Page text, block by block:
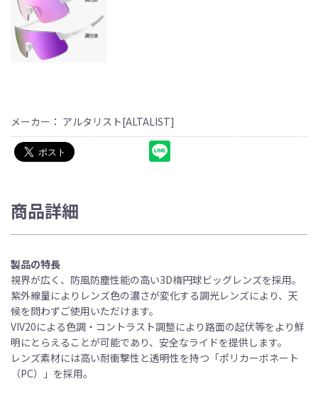
メーカー： アルタリスト[ALTALIST]
商品詳細
製品の特長
視界が広く、防風防塵性能の高い3D楕円球ビッグレンズを採用。
紫外線量によりレンズ色の濃さが変化する調光レンズにより、天
候を問わずご使用いただけます。
VIV20による色調・コントラスト調整により路面の起伏等をより鮮
明にとらえることが可能であり、安全なライドを提供します。
レンズ素材には高い耐衝撃性と透明性を持つ「ポリカーボネート
（PC）」を採用。